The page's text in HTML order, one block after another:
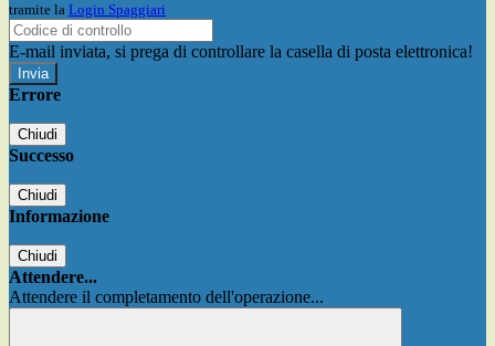
tramite la Login Spaggiari
E-mail inviata, si prega di controllare la casella di posta elettronica!
Errore
Chiudi
Successo
Chiudi
Informazione
Chiudi
Attendere...
Attendere il completamento dell'operazione...